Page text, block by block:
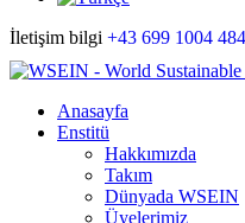
İletişim bilgi +43 699 1004
Anasayfa
Enstitü
Hakkımızda
Takım
Dünyada WSEIN
Üyelerimiz